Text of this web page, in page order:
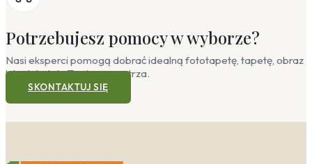
Potrzebujesz pomocy w wyborze?
Nasi eksperci pomogą dobrać idealną fototapetę, tapetę, obraz
lub plakat do Twojego wnętrza.
SKONTAKTUJ SIĘ